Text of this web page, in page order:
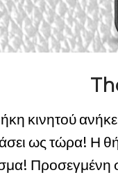
κινητού
ως τώρα! Η
Προσεγμένη